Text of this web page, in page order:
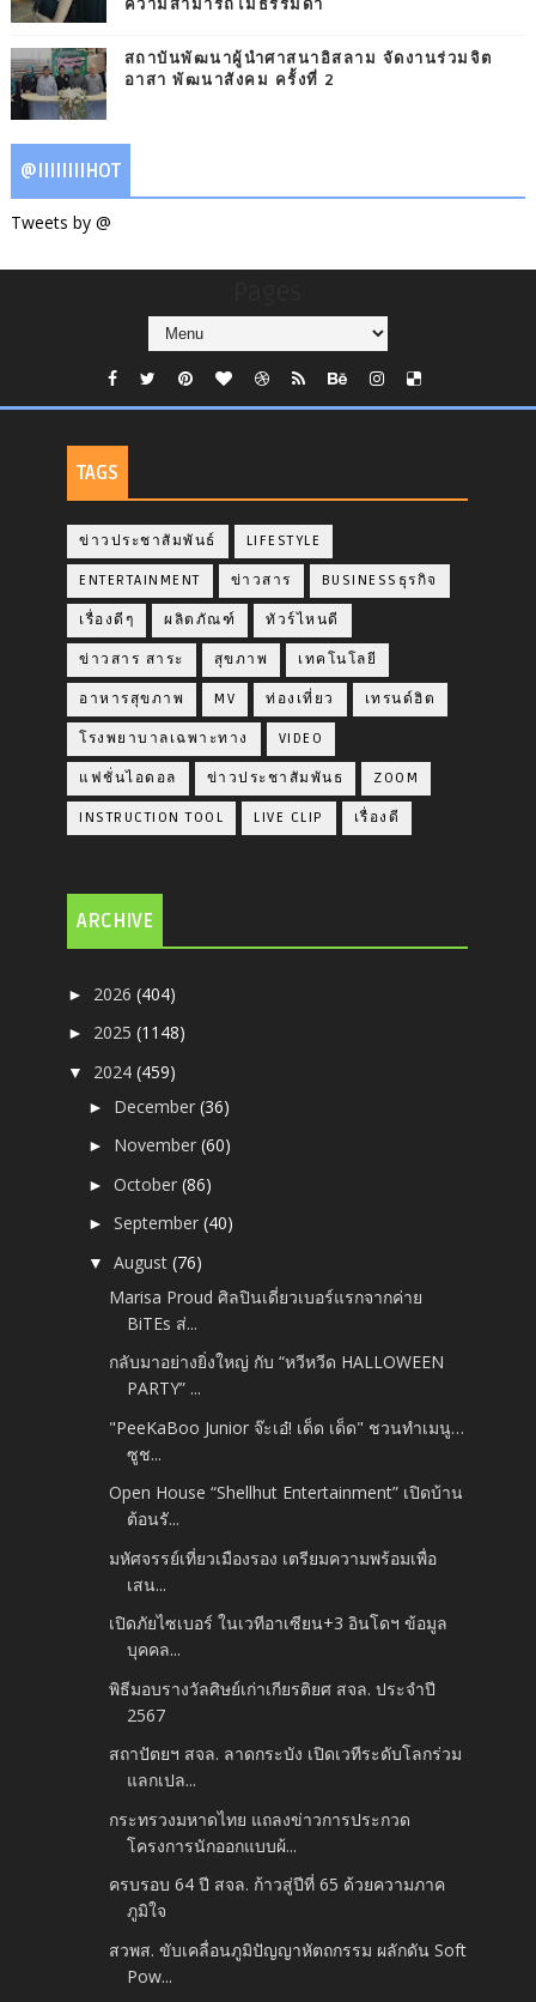
ความสามารถไม่ธรรมดา
สถาบันพัฒนาผู้นำศาสนาอิสลาม จัดงานร่วมจิต
อาสา พัฒนาสังคม ครั้งที่ 2
@IIIIIIIIHOT
Tweets by @
TAGS
ข่าวประชาสัมพันธ์ LIFESTYLE
ENTERTAINMENT ข่าวสาร BUSINESSธุรกิจ
เรื่องดีๆ ผลิตภัณฑ์ ทัวร์ไหนดี
ข่าวสาร สาระ สุขภาพ เทคโนโลยี
อาหารสุขภาพ MV ท่องเที่ยว เทรนด์ฮิต
โรงพยาบาลเฉพาะทาง VIDEO
แฟชั่นไอดอล ข่าวประชาสัมพันธ ZOOM
INSTRUCTION TOOL LIVE CLIP เรื่องดี
ARCHIVE
► 2026(404)
► 2025(1148)
▼ 2024(459)
► December(36)
► November(60)
►October(86)
►September(40)
▼August(76)
Marisa Proud ศิลปินเดี่ยวเบอร์แรกจากค่าย
BiTEs ส่...
กลับมาอย่างยิ่งใหญ่ กับ “หวีหวีด HALLOWEEN
PARTY” ...
"PeeKaBoo Junior จ๊ะเอ๋! เด็ด เด็ด" ชวนทำเมนู…
ซูช...
Open House “Shellhut Entertainment” เปิดบ้าน
ต้อนรั...
มหัศจรรย์เที่ยวเมืองรอง เตรียมความพร้อมเพื่อ
เสน...
เปิดภัยไซเบอร์ ในเวทีอาเซียน+3 อินโดฯ ข้อมูล
บุคคล...
พิธีมอบรางวัลศิษย์เก่าเกียรติยศ สจล. ประจำปี
2567
สถาปัตยฯ สจล. ลาดกระบัง เปิดเวทีระดับโลกร่วม
แลกเปล...
กระทรวงมหาดไทย แถลงข่าวการประกวด
โครงการนักออกแบบผ้...
ครบรอบ 64 ปี สจล. ก้าวสู่ปีที่ 65 ด้วยความภาค
ภูมิใจ
สวพส. ขับเคลื่อนภูมิปัญญาหัตถกรรม ผลักดัน Soft
Pow...